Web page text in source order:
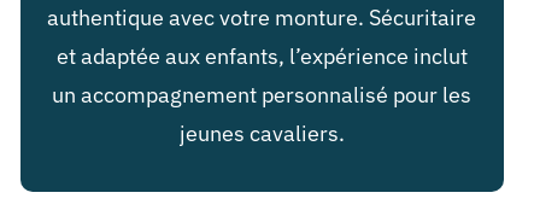
authentique avec votre monture. Sécuritaire
et adaptée aux enfants, l’expérience inclut
un accompagnement personnalisé pour les
jeunes cavaliers.